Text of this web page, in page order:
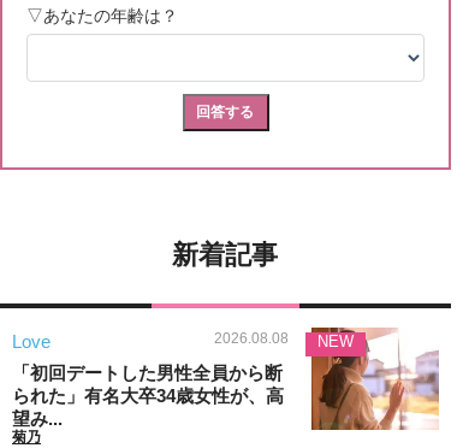
新着記事
Love 2026.08.08
「初回デートした男性全員から断
られた」有名大卒34歳女性が、高
望み...
菊乃
NEW